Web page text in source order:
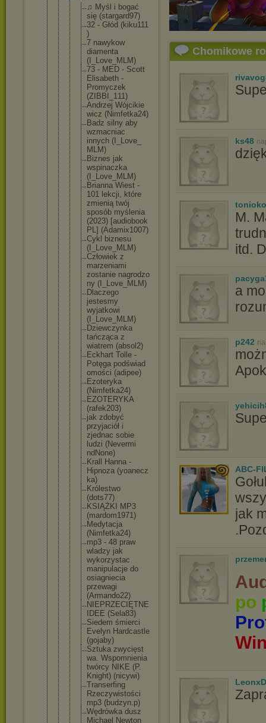
♫ Myśl i bogać
się (stargard97)
32 - Głód (kiku111
)
7 nawykow
diamenta
(I_Love_ MLM)
73 - MED - Scott
Elisabeth -
Promyczek
(ZIBBI_111)
Andrzej Wójcikie
wicz (Nimfetka24)
Badz silny aby
wzmacniac
innych (I_Love_
MLM)
Biznes jak
wspinacz ka
(I_Love_ MLM)
Brianna Wiest -
101 lekcji, które
zmienią twój
sposób myślenia
(2023) [audiobook
PL] (Adamix1007)
Cykl biznesu
(I_Love_ MLM)
Człowiek z
marzeniami
zostanie nagrodzo
ny (I_Love_ MLM)
Dlaczego
jestesmy
wyjatkowi
(I_Love_ MLM)
Dziewczynka
tańcząca z
wiatrem (absol2)
Eckhart Tolle -
Potęga podświad
omości (adipee)
Ezoteryka
(Nimfetka24)
EZOTERYKA
(rafek203)
jak zdobyć
przyjaciół i
zjednac sobie
ludzi (Nevermi
ndNone)
Krall Hanna -
Hipnoza (yoanecz
ka)
Królestwo
(dots77)
KSIĄŻKI MP3
(mardom1971)
Medytacja
(Nimfetka24)
mp3 - 48 praw
wladzy jak
wykorzystac
manipulacje do
osiagniecia
przewagi
(Armando22)
NIEPRZEC IĘTNE
IDEE (Sela83)
Siedem śmierci
Evelyn Hardcast le
(gojaby)
Sztuka zwycięst
wa. Wspomnienia
twórcy NIKE (P.
Knight) (nicywi)
Transerfing
Rzeczywistości
mp3 (budzyn.p)
Wędrówka dusz
Michael Newton
Chomikowe
ks48
M.
itd.
a
p242
ABC-
jak
po